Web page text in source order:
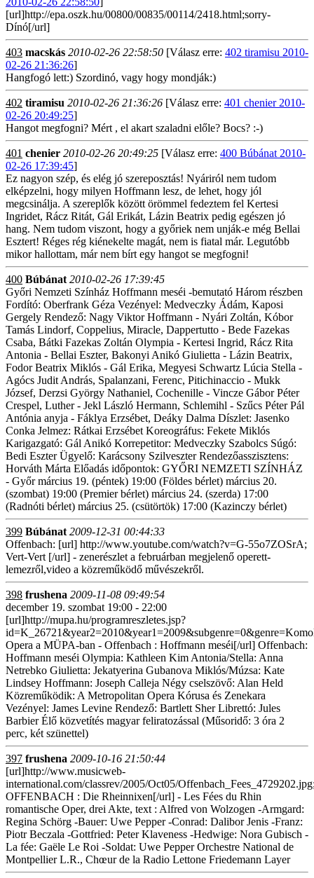
[url]http://epa.oszk.hu/00800/00835/00114/2418.html;sorry-
Dínó[/url]
403 macskás 2010-02-26 22:58:50 [Válasz erre: 402 tiramisu 2010-
02-26 21:36:26]
Hangfogó lett:) Szordinó, vagy hogy mondják:)
402 tiramisu 2010-02-26 21:36:26 [Válasz erre: 401 chenier 2010-
02-26 20:49:25]
Hangot megfogni? Mért , el akart szaladni előle? Bocs? :-)
401 chenier 2010-02-26 20:49:25 [Válasz erre: 400 Búbánat 2010-
02-26 17:39:45]
Ez nagyon szép, és elég jó szereposztás! Nyáriról nem tudom
elképzelni, hogy milyen Hoffmann lesz, de lehet, hogy jól
megcsinálja. A szereplők között örömmel fedeztem fel Kertesi
Ingridet, Rácz Ritát, Gál Erikát, Lázin Beatrix pedig egészen jó
hang. Nem tudom viszont, hogy a győriek nem unják-e még Bellai
Esztert! Réges rég kiénekelte magát, nem is fiatal már. Legutóbb
mikor hallottam, már nem bírt egy hangot se megfogni!
400 Búbánat 2010-02-26 17:39:45
Győri Nemzeti Színház Hoffmann meséi -bemutató Három részben
Fordító: Oberfrank Géza Vezényel: Medveczky Ádám, Kaposi
Gergely Rendező: Nagy Viktor Hoffmann - Nyári Zoltán, Kóbor
Tamás Lindorf, Coppelius, Miracle, Dappertutto - Bede Fazekas
Csaba, Bátki Fazekas Zoltán Olympia - Kertesi Ingrid, Rácz Rita
Antonia - Bellai Eszter, Bakonyi Anikó Giulietta - Lázin Beatrix,
Fodor Beatrix Miklós - Gál Erika, Megyesi Schwartz Lúcia Stella -
Agócs Judit András, Spalanzani, Ferenc, Pitichinaccio - Mukk
József, Derzsi György Nathaniel, Cochenille - Vincze Gábor Péter
Crespel, Luther - Jekl László Hermann, Schlemihl - Szűcs Péter Pál
Antónia anyja - Fáklya Erzsébet, Deáky Dalma Díszlet: Jasenko
Conka Jelmez: Rátkai Erzsébet Koreográfus: Fekete Miklós
Karigazgató: Gál Anikó Korrepetitor: Medveczky Szabolcs Súgó:
Bedi Eszter Ügyelő: Karácsony Szilveszter Rendezőasszisztens:
Horváth Márta Előadás időpontok: GYŐRI NEMZETI SZÍNHÁZ
- Győr március 19. (péntek) 19:00 (Földes bérlet) március 20.
(szombat) 19:00 (Premier bérlet) március 24. (szerda) 17:00
(Radnóti bérlet) március 25. (csütörtök) 17:00 (Kazinczy bérlet)
399 Búbánat 2009-12-31 00:44:33
Offenbach: [url] http://www.youtube.com/watch?v=G-55o7ZOSrA;
Vert-Vert [/url] - zenerészlet a februárban megjelenő operett-
lemezről,video a közreműködő művészekről.
398 frushena 2009-11-08 09:49:54
december 19. szombat 19:00 - 22:00
[url]http://mupa.hu/programreszletes.jsp?
Opera a MÜPA-ban - Offenbach : Hoffmann meséi[/url] Offenbach:
Hoffmann meséi Olympia: Kathleen Kim Antonia/Stella: Anna
Netrebko Giulietta: Jekatyerina Gubanova Miklós/Múzsa: Kate
Lindsey Hoffmann: Joseph Calleja Négy cselszövő: Alan Held
Közreműködik: A Metropolitan Opera Kórusa és Zenekara
Vezényel: James Levine Rendező: Bartlett Sher Librettó: Jules
Barbier Élő közvetítés magyar feliratozással (Műsoridő: 3 óra 2
perc, két szünettel)
397 frushena 2009-10-16 21:50:44
[url]http://www.musicweb-
international.com/classrev/2005/Oct05/
OFFENBACH : Die Rheinnixen[/url] - Les Fées du Rhin
romantische Oper, drei Akte, text : Alfred von Wolzogen -Armgard:
Regina Schörg -Bauer: Uwe Pepper -Conrad: Dalibor Jenis -Franz:
Piotr Beczala -Gottfried: Peter Klaveness -Hedwige: Nora Gubisch -
La fée: Gaële Le Roi -Soldat: Uwe Pepper Orchestre National de
Montpellier L.R., Chœur de la Radio Lettone Friedemann Layer